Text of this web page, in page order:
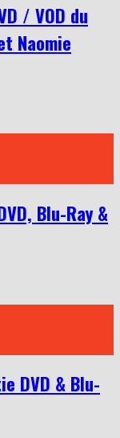
/ VOD du
Naomie
Blu-Ray &
DVD & Blu-